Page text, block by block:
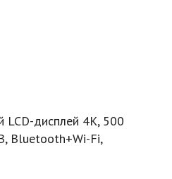
дисплей 4K, 500
Bluetooth+Wi-Fi,